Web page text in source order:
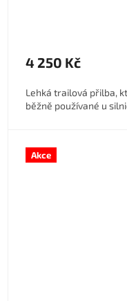
4 250 Kč
Lehká trailová přilba,
běžně používané u
Akce